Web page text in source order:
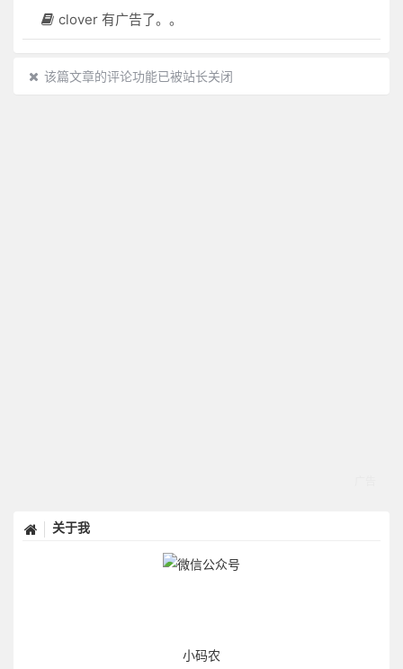
clover 有广告了。。
该篇文章的评论功能已被站长关闭
关于我
小码农